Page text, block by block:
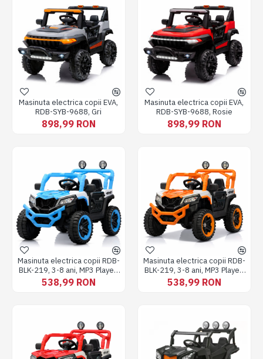
Masinuta electrica copii EVA,
RDB-SYB-9688, Gri
898,99 RON
Masinuta electrica copii EVA,
RDB-SYB-9688, Rosie
898,99 RON
Masinuta electrica copii RDB-
BLK-219, 3-8 ani, MP3 Player,
100x60x70cm, Albastra
538,99 RON
Masinuta electrica copii RDB-
BLK-219, 3-8 ani, MP3 Player,
100x60x70cm, Portocalie
538,99 RON